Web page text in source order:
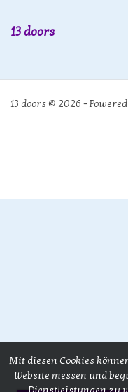
13 doors
13 doors © 2026 -
Mit diesen Cookies
Website messen und